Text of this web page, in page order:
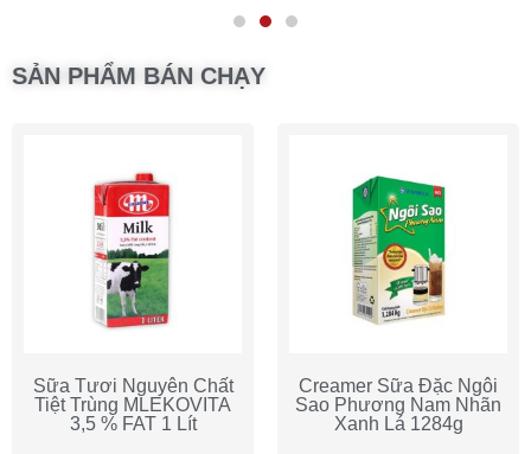
SẢN PHẨM BÁN CHẠY
Sữa Tươi Nguyên Chất
Tiệt Trùng MLEKOVITA
3,5 % FAT 1 Lít
Creamer Sữa Đặc Ngôi
Sao Phương Nam Nhãn
Xanh Lá 1284g